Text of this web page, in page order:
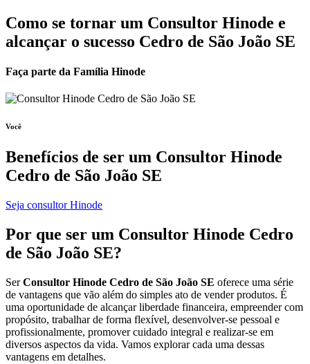
Como se tornar um Consultor Hinode e
alcançar o sucesso Cedro de São João SE
Faça parte da Família Hinode
Você
Benefícios de ser um Consultor Hinode
Cedro de São João SE
Seja consultor Hinode
Por que ser um Consultor Hinode Cedro
de São João SE?
SerConsultor Hinode Cedro de São João SE oferece uma série
de vantagens que vão além do simples ato de vender produtos. É
uma oportunidade de alcançar liberdade financeira, empreender com
propósito, trabalhar de forma flexível, desenvolver-se pessoal e
profissionalmente, promover cuidado integral e realizar-se em
diversos aspectos da vida. Vamos explorar cada uma dessas
vantagens em detalhes.